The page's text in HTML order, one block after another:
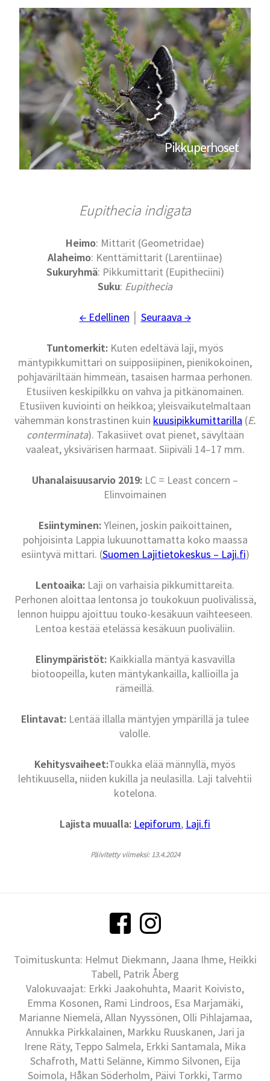
Pikkuperhoset
Eupithecia indigata
Heimo: Mittarit (Geometridae)
Alaheimo: Kenttämittarit (Larentiinae)
Sukuryhmä: Pikkumittarit (Eupitheciini)
Suku: Eupithecia
← Edellinen Seuraava →
Tuntomerkit: Kuten edeltävä laji, myös
mäntypikkumittari on suipposiipinen, pienikokoinen,
pohjaväriltään himmeän, tasaisen harmaa perhonen.
Etusiiven keskipilkku on vahva ja pitkänomainen.
Etusiiven kuviointi on heikkoa; yleisvaikutelmaltaan
vähemmän konstrastinen kuin kuusipikkumittarilla (E.
conterminata). Takasiivet ovat pienet, sävyltään
vaaleat, yksivärisen harmaat. Siipiväli 14–17 mm.
Uhanalaisuusarvio 2019: LC = Least concern –
Elinvoimainen
Esiintyminen:Yleinen, joskin paikoittainen,
pohjoisinta Lappia lukuunottamatta koko maassa
esiintyvä mittari. (Suomen Lajitietokeskus – Laji.fi)
Lentoaika: Laji on varhaisia pikkumittareita.
Perhonen aloittaa lentonsa jo toukokuun puolivälissä,
lennon huippu ajoittuu touko-kesäkuun vaihteeseen.
Lentoa kestää etelässä kesäkuun puoliväliin.
Elinympäristöt:Kaikkialla mäntyä kasvavilla
biotoopeilla, kuten mäntykankailla, kallioilla ja
rämeillä.
Elintavat: Lentää illalla mäntyjen ympärillä ja tulee
valolle.
Kehitysvaiheet:Toukka elää männyllä, myös
lehtikuusella, niiden kukilla ja neulasilla. Laji talvehtii
kotelona.
Lajista muualla: Lepiforum, Laji.fi
Päivitetty viimeksi: 13.4.2024
Toimituskunta: Helmut Diekmann, Jaana Ihme, Heikki
Tabell, Patrik Åberg
Valokuvaajat: Erkki Jaakohuhta, Maarit Koivisto,
Emma Kosonen, Rami Lindroos, Esa Marjamäki,
Marianne Niemelä, Allan Nyyssönen, Olli Pihlajamaa,
Annukka Pirkkalainen, Markku Ruuskanen, Jari ja
Irene Räty, Teppo Salmela, Erkki Santamala, Mika
Schafroth, Matti Selänne, Kimmo Silvonen, Eija
Soimola, Håkan Söderholm, Päivi Torkki, Tarmo